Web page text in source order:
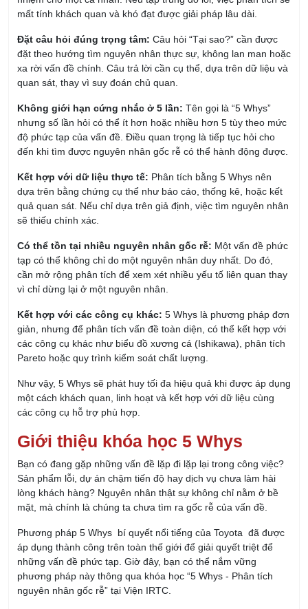
Đặt câu hỏi đúng trọng tâm:Câu hỏi “Tại sao?” cần được
đặt theo hướng tìm nguyên nhân thực sự, không lan man hoặc
xa rời vấn đề chính. Câu trả lời cần cụ thể, dựa trên dữ liệu và
quan sát, thay vì suy đoán chủ quan.
Không giới hạn cứng nhắc ở 5 lần: Tên gọi là “5 Whys”
nhưng số lần hỏi có thể ít hơn hoặc nhiều hơn 5 tùy theo mức
độ phức tạp của vấn đề. Điều quan trọng là tiếp tục hỏi cho
đến khi tìm được nguyên nhân gốc rễ có thể hành động được.
Kết hợp với dữ liệu thực tế:Phân tích bằng 5 Whys nên
dựa trên bằng chứng cụ thể như báo cáo, thống kê, hoặc kết
quả quan sát. Nếu chỉ dựa trên giả định, việc tìm nguyên nhân
sẽ thiếu chính xác.
Có thể tồn tại nhiều nguyên nhân gốc rễ: Một vấn đề phức
tạp có thể không chỉ do một nguyên nhân duy nhất. Do đó,
cần mở rộng phân tích để xem xét nhiều yếu tố liên quan thay
vì chỉ dừng lại ở một nguyên nhân.
Kết hợp với các công cụ khác:5 Whys là phương pháp đơn
giản, nhưng để phân tích vấn đề toàn diện, có thể kết hợp với
các công cụ khác như biểu đồ xương cá (Ishikawa), phân tích
Pareto hoặc quy trình kiểm soát chất lượng.
Như vậy, 5 Whys sẽ phát huy tối đa hiệu quả khi được áp dụng
một cách khách quan, linh hoạt và kết hợp với dữ liệu cùng
các công cụ hỗ trợ phù hợp.
Giới thiệu khóa học 5 Whys
Sản phẩm lỗi, dự án chậm tiến độ hay dịch vụ chưa làm hài
lòng khách hàng? Nguyên nhân thật sự không chỉ nằm ở bề
mặt, mà chính là chúng ta chưa tìm ra gốc rễ của vấn đề.
Phương pháp 5 Whys bí quyết nổi tiếng của Toyota đã được
áp dụng thành công trên toàn thế giới để giải quyết triệt để
những vấn đề phức tạp. Giờ đây, bạn có thể nắm vững
phương pháp này thông qua khóa học “5 Whys - Phân tích
nguyên nhân gốc rễ” tại Viện IRTC.
Khóa học được thiết kế thực tiễn, dễ áp dụng, giúp bạn: